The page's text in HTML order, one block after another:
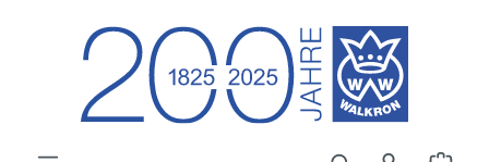
Zum Hauptinhalt springen